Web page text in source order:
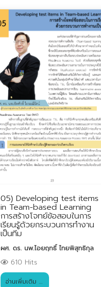
05) Developing test items
in Team-based Learning
การสร้างโจทย์ข้อสอบในการ
เรียนรู้ด้วยกระบวนการทำงาน
เป็นทีม
ผศ. ดร. นพ.ไอยฤทธิ์ ไทยพิสุทธิกุล
610 Hits
อ่านเพิ่มเติม …